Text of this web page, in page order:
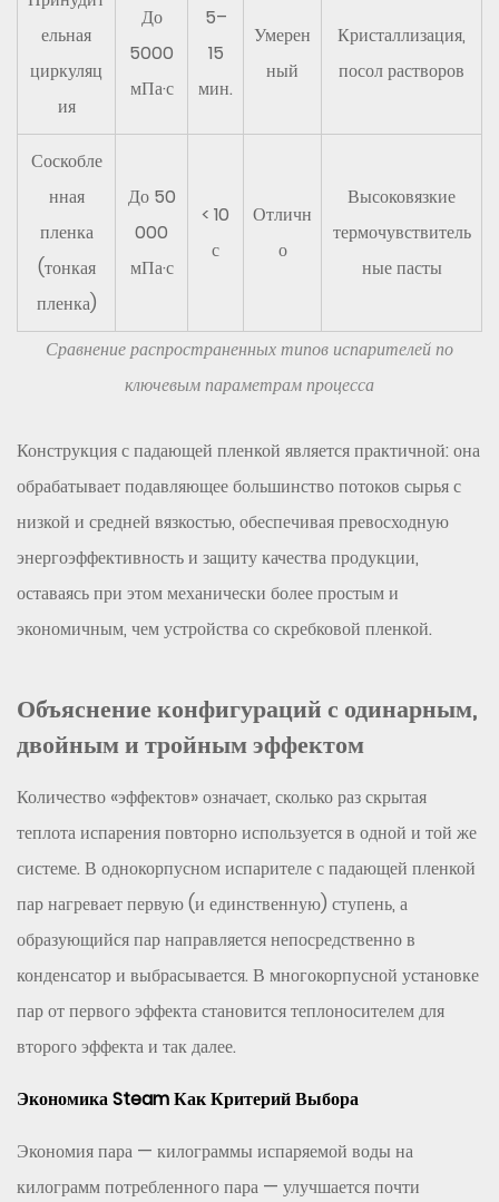
2
—
Определите
необходимую
испаряемость
6.3
Шаг
3
Выберите
количество
эффектов
энергетики
6.4
Шаг
4.
Оценка
GMP
6.5
5
—
Учитывайте
уровень
автоматизации
7
Распространенные
проблемы
в
и
их
предотвращения
Сравнение распространенных типов испарителей по
ключевым параметрам процесса
ельная
циркуляц
ия
До
5000
мПа·с
5–
15
мин.
Умерен
ный
Кристаллизация,
посол растворов
Соскобле
нная
пленка
(тонкая
пленка)
До 50
000
мПа·с
< 10
с
Отличн
о
Высоковязкие
термочувствитель
ные пасты
Конструкция с падающей пленкой является практичной: она
обрабатывает подавляющее большинство потоков сырья с
низкой и средней вязкостью, обеспечивая превосходную
энергоэффективность и защиту качества продукции,
оставаясь при этом механически более простым и
экономичным, чем устройства со скребковой пленкой.
Объяснение конфигураций с одинарным,
двойным и тройным эффектом
Количество «эффектов» означает, сколько раз скрытая
теплота испарения повторно используется в одной и той же
системе. В однокорпусном испарителе с падающей пленкой
пар нагревает первую (и единственную) ступень, а
образующийся пар направляется непосредственно в
конденсатор и выбрасывается. В многокорпусной установке
пар от первого эффекта становится теплоносителем для
второго эффекта и так далее.
Экономика Steam Как Критерий Выбора
Экономия пара — килограммы испаряемой воды на
килограмм потребленного пара — улучшается почти